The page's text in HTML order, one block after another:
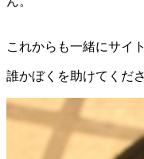
これからも一緒にサイ
誰かぼくを助けてくださ